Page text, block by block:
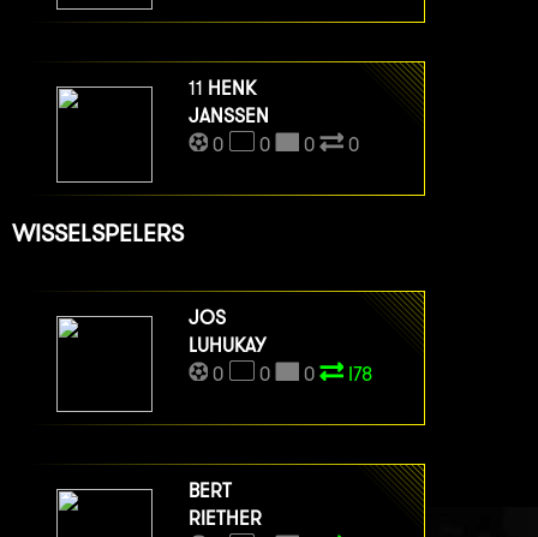
11 HENK
JANSSEN
0
0 0 0
WISSELSPELERS
JOS
LUHUKAY
0
0 0 I78
BERT
RIETHER